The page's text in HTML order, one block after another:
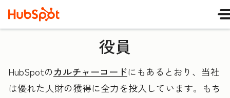
役員
HubSpotのカルチャーコードにもあるとおり、当社
は優れた人財の獲得に全力を投入しています。もち